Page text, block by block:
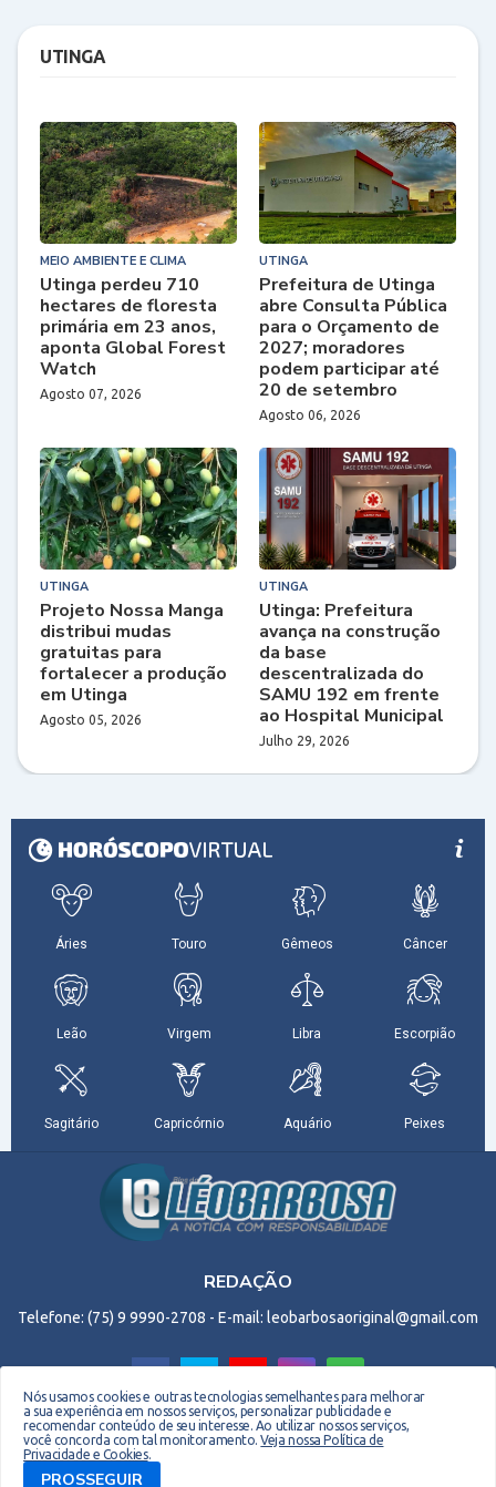
UTINGA
MEIO AMBIENTE E CLIMA
Utinga perdeu 710
hectares de floresta
primária em 23 anos,
aponta Global Forest
Watch
Agosto 07, 2026
UTINGA
Prefeitura de Utinga
abre Consulta Pública
para o Orçamento de
2027; moradores
podem participar até
20 de setembro
Agosto 06, 2026
UTINGA
Projeto Nossa Manga
distribui mudas
gratuitas para
fortalecer a produção
em Utinga
Agosto 05, 2026
UTINGA
Utinga: Prefeitura
avança na construção
da base
descentralizada do
SAMU 192 em frente
ao Hospital Municipal
Julho 29, 2026
REDAÇÃO
Telefone: (75) 9 9990-2708 - E-mail: leobarbosaoriginal@gmail.com
Copyright © 2026 EM Webdesign. Todos os direitos reservados. Desenvolvido por -
Everton Meneses
Nós usamos cookies e outras tecnologias semelhantes para melhorar
a sua experiência em nossos serviços, personalizar publicidade e
recomendar conteúdo de seu interesse. Ao utilizar nossos serviços,
você concorda com tal monitoramento.Veja nossa Política de
Privacidade e Cookies.
PROSSEGUIR